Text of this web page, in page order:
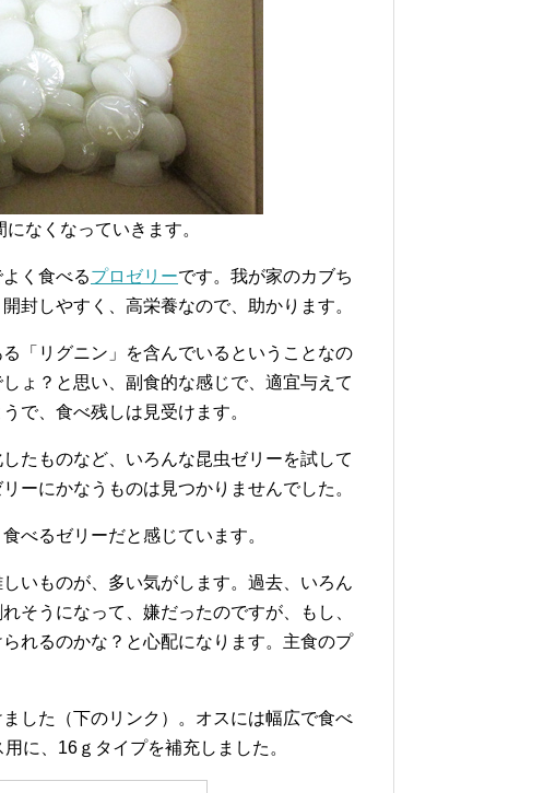
なくなっていきます。
く食べるプロゼリーです。我が家のカブち
封しやすく、高栄養なので、助かります。
「リグニン」を含んでいるということなの
ょ？と思い、副食的な感じで、適宜与えて
で、食べ残しは見受けます。
たものなど、いろんな昆虫ゼリーを試して
ーにかなうものは見つかりませんでした。
べるゼリーだと感じています。
いものが、多い気がします。過去、いろん
そうになって、嫌だったのですが、もし、
れるのかな？と心配になります。主食のプ
した（下のリンク）。オスには幅広で食べ
に、16ｇタイプを補充しました。